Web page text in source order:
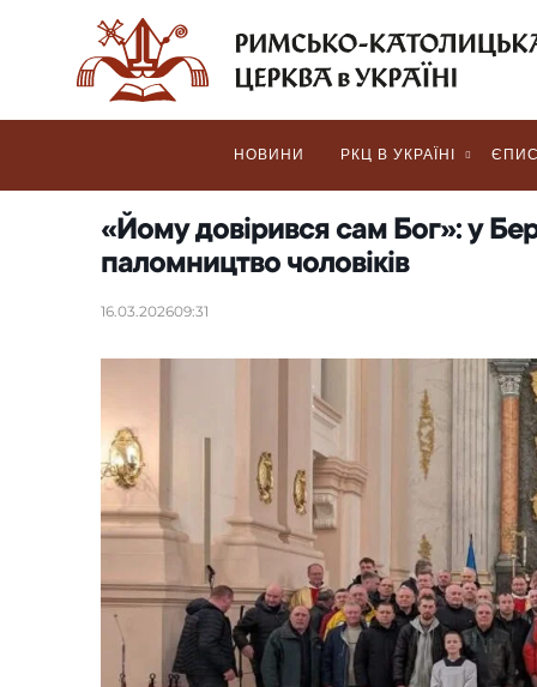
НОВИНИ РКЦ В УКРАЇНІ
«Йому довірився сам Бог»: у
паломництво чоловіків
16.03.202609:31